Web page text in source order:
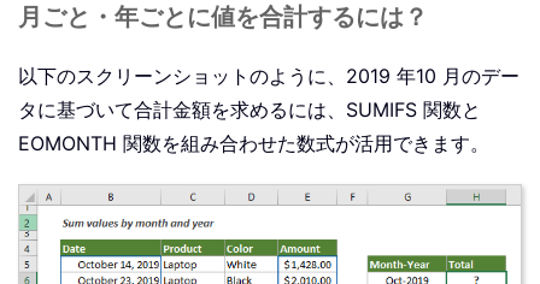
月ごと・年ごとに値を合計するには？
以下のスクリーンショットのように、2019 年10 月のデー
タに基づいて合計金額を求めるには、SUMIFS 関数と
EOMONTH 関数を組み合わせた数式が活用できます。